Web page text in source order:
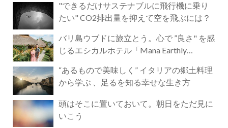
"できるだけサステナブルに飛行機に乗り
たい" CO2排出量を抑えて空を飛ぶには？
バリ島ウブドに旅立とう。心で ”良さ" を感
じるエシカルホテル「Mana Earthly
“あるもので美味しく” イタリアの郷土料理
から学ぶ 、足るを知る幸せな生き方
頭はそこに置いておいて。朝日をただ見に
いこう